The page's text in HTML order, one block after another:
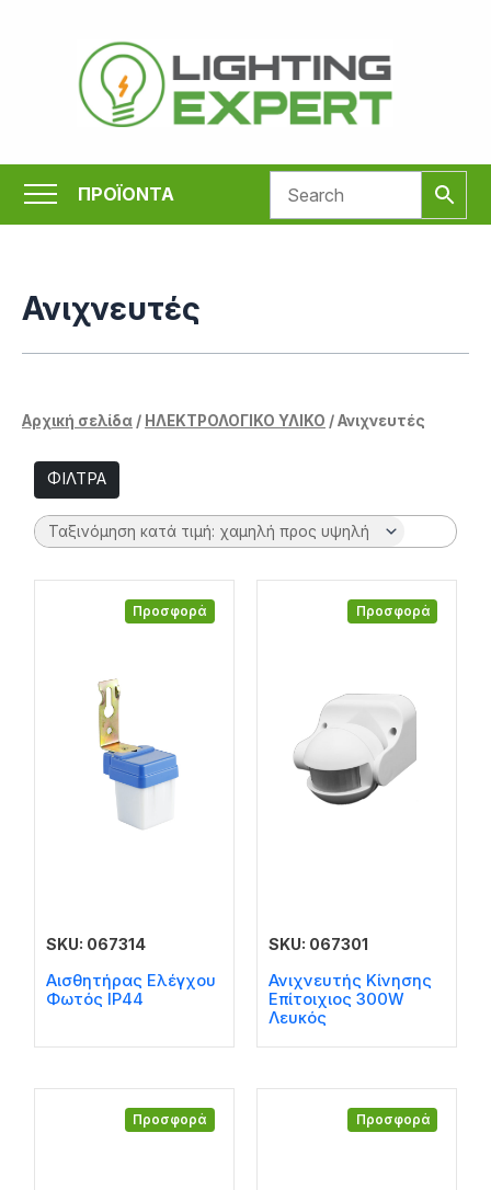
περιεχόμενο
ΠΡΟΪΟΝΤΑ
Ανιχνευτές
Αρχική σελίδα / ΗΛΕΚΤΡΟΛΟΓΙΚΟ ΥΛΙΚΟ / Ανιχνευτές
ΦΙΛΤΡΑ
Προσφορά
SKU: 067314
Αισθητήρας Ελέγχου
Φωτός IP44
Προσφορά
SKU: 067301
Ανιχνευτής Κίνησης
Επίτοιχιος 300W
Λευκός
Προσφορά Προσφορά